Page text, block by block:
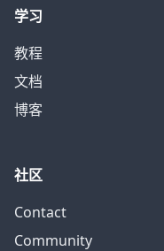
学习
教程
文档
博客
社区
Contact
Community